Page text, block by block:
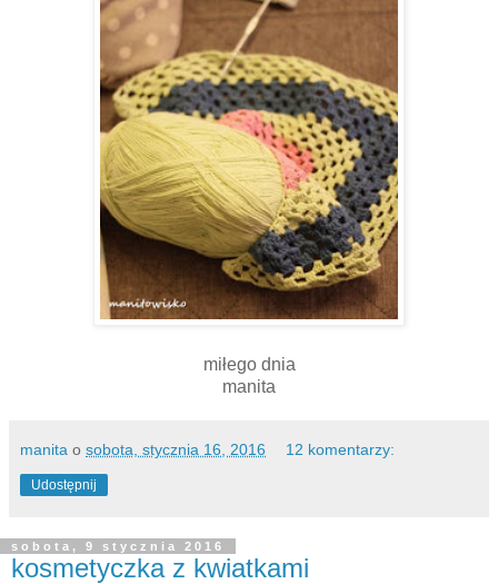
miłego dnia
manita
manita o sobota, stycznia 16, 2016 12 komentarzy:
Udostępnij
sobota, 9 stycznia 2016
kosmetyczka z kwiatkami